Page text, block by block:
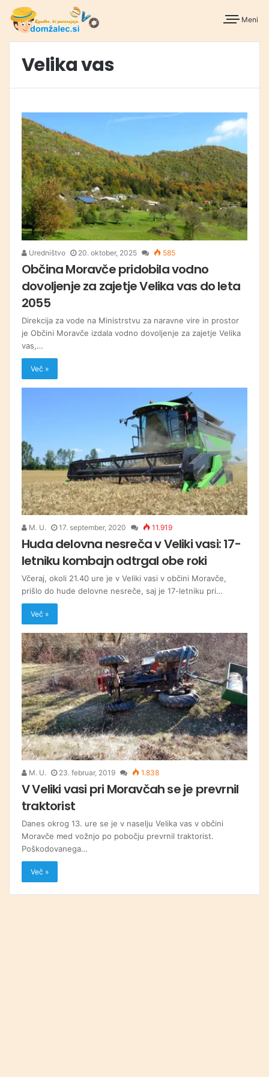
Meni
Velika vas
Uredništvo 20. oktober, 2025 585
Občina Moravče pridobila vodno
dovoljenje za zajetje Velika vas do leta
2055
Direkcija za vode na Ministrstvu za naravne vire in prostor
je Občini Moravče izdala vodno dovoljenje za zajetje Velika
vas,…
Več »
M. U. 17. september, 2020 11.919
Huda delovna nesreča v Veliki vasi: 17-
letniku kombajn odtrgal obe roki
Včeraj, okoli 21.40 ure je v Veliki vasi v občini Moravče,
prišlo do hude delovne nesreče, saj je 17-letniku pri…
Več »
M. U. 23. februar, 2019 1.838
V Veliki vasi pri Moravčah se je prevrnil
traktorist
Danes okrog 13. ure se je v naselju Velika vas v občini
Moravče med vožnjo po pobočju prevrnil traktorist.
Poškodovanega…
Več »